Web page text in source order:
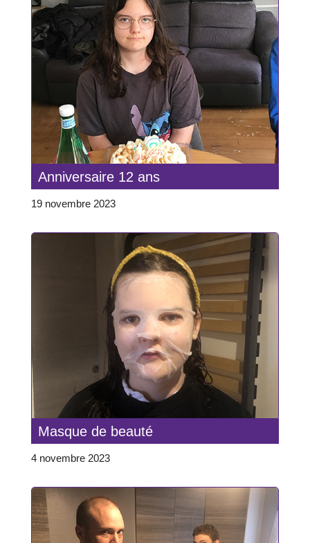
Anniversaire 12 ans
19 novembre 2023
Masque de beauté
4 novembre 2023